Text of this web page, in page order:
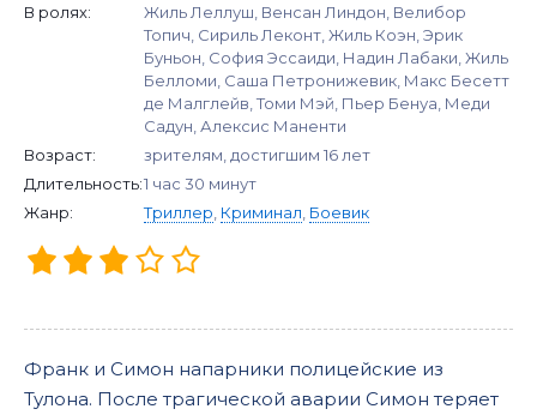
В ролях:
Жиль Леллуш, Венсан Линдон, Велибор
Топич, Сириль Леконт, Жиль Коэн, Эрик
Буньон, София Эссаиди, Надин Лабаки, Жиль
Белломи, Саша Петронижевик, Макс Бесетт
де Малглейв, Томи Мэй, Пьер Бенуа, Меди
Садун, Алексис Маненти
Возраст:
зрителям, достигшим 16 лет
Длительность:1 час 30 минут
Жанр:
Триллер Криминал Боевик
Франк и Симон напарники полицейские из
Тулона. После трагической аварии Симон теряет